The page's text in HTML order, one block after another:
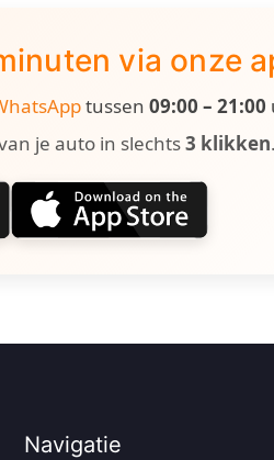
via onze
tussen 09:00 – 21:00
je auto in slechts3 klikken.
Navigatie